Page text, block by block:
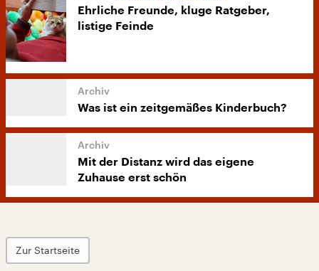
Ehrliche Freunde, kluge Ratgeber,
listige Feinde
Was ist ein zeitgemäßes Kinderbuch?
Mit der Distanz wird das eigene
Zuhause erst schön
Zur Startseite